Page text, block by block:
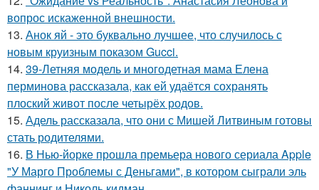
вопрос искаженной внешности.
13. Анок яй - это буквально лучшее, что случилось с
новым круизным показом Gucci.
14. 39-Летняя модель и многодетная мама Елена
перминова рассказала, как ей удаётся сохранять
плоский живот после четырёх родов.
15. Адель рассказала, что они с Мишей Литвиным готовы
стать родителями.
16. В Нью-йорке прошла премьера нового сериала Apple
"У Марго Проблемы с Деньгами", в котором сыграли эль